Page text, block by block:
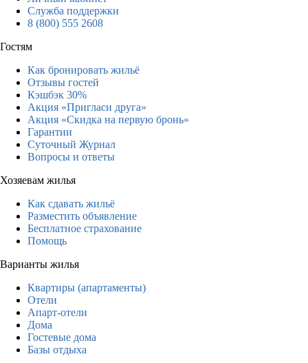
Служба поддержки
8 (800) 555 2608
Гостям
Как бронировать жильё
Отзывы гостей
Кэшбэк 30%
Акция «Пригласи друга»
Акция «Скидка на первую бронь»
Гарантии
Суточный Журнал
Вопросы и ответы
Хозяевам жилья
Как сдавать жильё
Разместить объявление
Бесплатное страхование
Помощь
Варианты жилья
Квартиры (апартаменты)
Отели
Апарт-отели
Дома
Гостевые дома
Базы отдыха